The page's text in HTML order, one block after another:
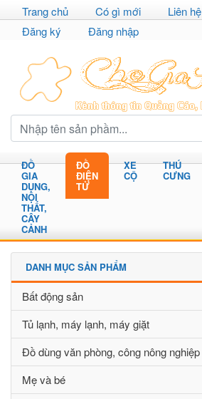
Trang chủ Có gì mới
Liên hệ
Đăng ký
Đăng nhập
ĐỒ
GIA
DỤNG,
NỘI
THẤT,
CÂY
CẢNH
ĐỒ
ĐIỆN
TỬ
XE
CỘ
THÚ
CƯNG
DANH MỤC SẢN PHẨM
Bất động sản
Tủ lạnh, máy lạnh, máy giặt
Đồ dùng văn phòng, công nông nghiệp
Mẹ và bé